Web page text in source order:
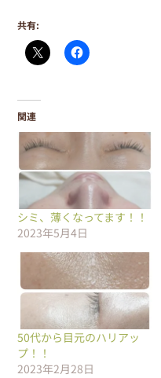
共有:
関連
シミ、薄くなってます！！
2023年5月4日
50代から目元のハリアッ
プ！！
2023年2月28日